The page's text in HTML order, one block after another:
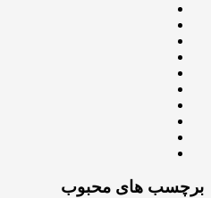
برچسب های محبوب